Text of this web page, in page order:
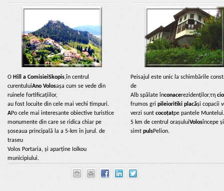
Ο Hill a ComisieiSkopis,în centrul
curentuluiAno Volosașa cum se vede din
ruinele fortificațiilor,
au fost locuite din cele mai vechi timpuri.
APo cele mai interesante obiective turistice
monumente din care se ridica chiar pe
șoseaua principală la a 5-km în jurul. de
traseu
Volos Portaria, și aparține Iolkou
municipiului.
Peisajul este unic la schimbările
de
Alb spălate înconacerezidenților,τη
frumos gripileioritiki placăși copacii
verzi suntcocoțatpe pantele
5 km de centrul orașuluiVolosîncepe
simtpulsPelion.